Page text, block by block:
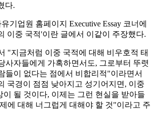
다.
기업원 홈페이지 Executive Essay 코너에
이중 국적'이란 글에서 이같이 주장했다.
"지금처럼 이중 국적에 대해 비우호적 태
사자들에게 가혹하면서도, 그로부터 뚜렷
들이 없다는 점에서 비합리적"이라면서
국경이 점점 낮아지고 성기어지면, 이중
이 될 것이다, 이제는 그런 현실을 받아들
에 대해 너그럽게 대해야 할 것"이라고 주